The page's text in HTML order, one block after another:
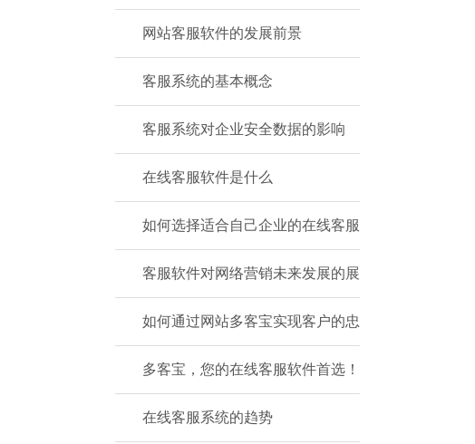
网站客服软件的发展前景
客服系统的基本概念
客服系统对企业安全数据的影响
在线客服软件是什么
如何选择适合自己企业的在线客服
客服软件对网络营销未来发展的展
如何通过网站多客宝实现客户的忠
多客宝，您的在线客服软件首选！
在线客服系统的趋势